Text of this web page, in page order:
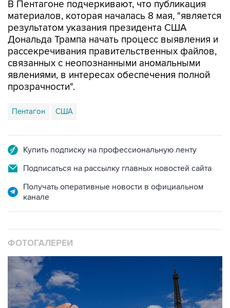
результатом указания президента США
Дональда Трампа начать процесс выявления и
рассекречивания правительственных файлов,
связанных с неопознанными аномальными
явлениями, в интересах обеспечения полной
прозрачности".
Пентагон США
Подписаться на рассылку главных новостей сайта
Получать оперативные новости в официальном